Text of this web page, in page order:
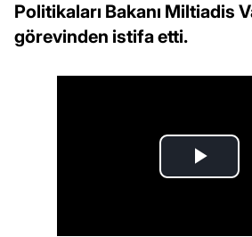
Politikaları Bakanı Miltiadis
görevinden istifa etti.